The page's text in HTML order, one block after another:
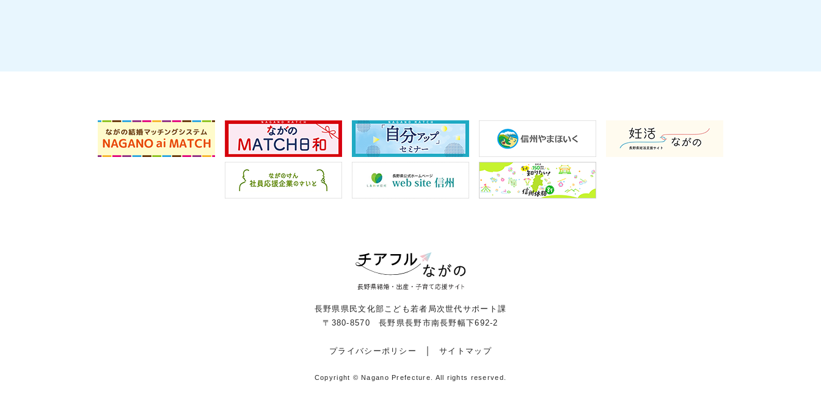
長野県県民文化部こども若者局次世代サポート課
〒380-8570 長野県長野市南長野幅下692-2
プライバシーポリシー サイトマップ
Copyright © Nagano Prefecture. All rights reserved.